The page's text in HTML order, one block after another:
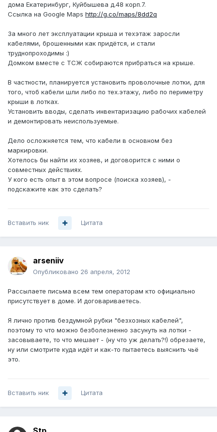
дома Екатеринбург, Куйбышева д.48 корп.7.
Ссылка на Google Maps http://g.co/maps/8dd2q
За много лет эксплуатации крыша и техэтаж заросли
кабелями, брошенными как придётся, и стали
труднопроходимы :)
Домком вместе с ТСЖ собираются прибраться на крыше.
В частности, планируется установить проволочные лотки, для
того, чтоб кабели шли либо по тех.этажу, либо по периметру
крыши в лотках.
Установить вводы, сделать инвентаризацию рабочих кабелей
и демонтировать неиспользуемые.
Дело осложняется тем, что кабели в основном без
маркировки.
Хотелось бы найти их хозяев, и договорится с ними о
совместных действиях.
У кого есть опыт в этом вопросе (поиска хозяев), -
подскажите как это сделать?
Вставить ник Цитата
arseniiv
Опубликовано 26 апреля, 2012
Рассылаете письма всем тем операторам кто официально
присутствует в доме. И договариваетесь.
Я лично против бездумной рубки "безхозных кабелей",
поэтому то что можно безболезненно засунуть на лотки -
засовываете, то что мешает - (ну что уж делать?!) обрезаете,
ну или смотрите куда идёт и как-то пытаетесь выяснить чьё
это.
Вставить ник Цитата